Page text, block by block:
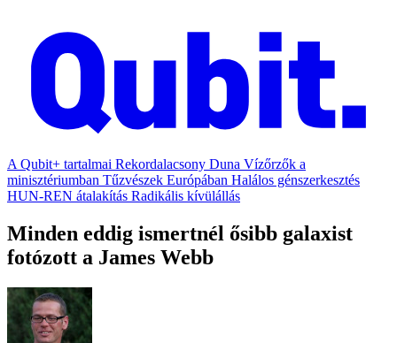
A Qubit+ tartalmai Rekordalacsony Duna Vízőrzők a
minisztériumban Tűzvészek Európában Halálos génszerkesztés
HUN-REN átalakítás Radikális kívülállás
Minden eddig ismertnél ősibb galaxist
fotózott a James Webb